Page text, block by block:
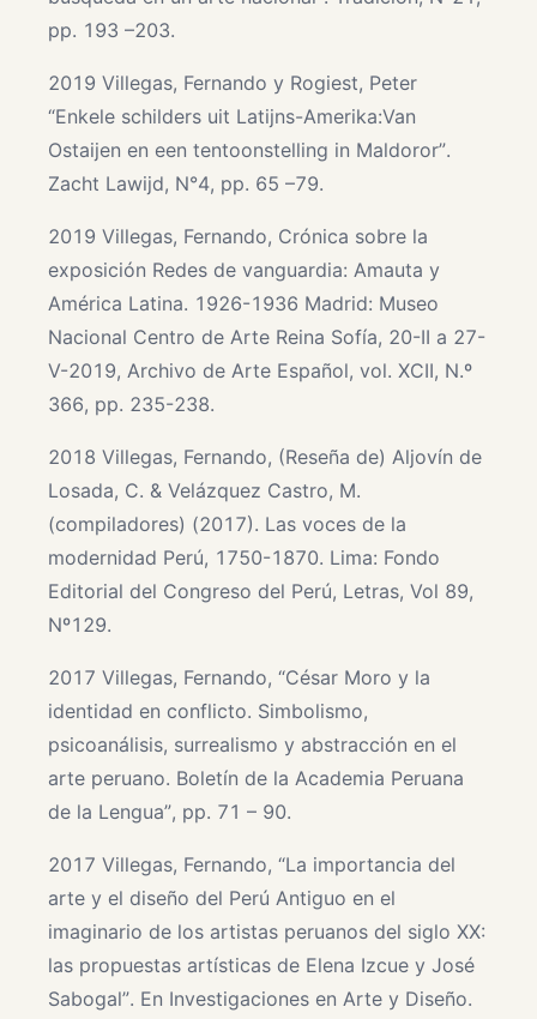
pp. 193 –203.
2019 Villegas, Fernando y Rogiest, Peter
“Enkele schilders uit Latijns-Amerika:Van
Ostaijen en een tentoonstelling in Maldoror”.
Zacht Lawijd, N°4, pp. 65 –79.
2019 Villegas, Fernando, Crónica sobre la
exposición Redes de vanguardia: Amauta y
América Latina. 1926-1936 Madrid: Museo
Nacional Centro de Arte Reina Sofía, 20-II a 27-
V-2019, Archivo de Arte Español, vol. XCII, N.º
366, pp. 235-238.
2018 Villegas, Fernando, (Reseña de) Aljovín de
Losada, C. & Velázquez Castro, M.
(compiladores) (2017). Las voces de la
modernidad Perú, 1750-1870. Lima: Fondo
Editorial del Congreso del Perú, Letras, Vol 89,
Nº129.
2017 Villegas, Fernando, “César Moro y la
identidad en conflicto. Simbolismo,
psicoanálisis, surrealismo y abstracción en el
arte peruano. Boletín de la Academia Peruana
de la Lengua”, pp. 71 – 90.
2017 Villegas, Fernando, “La importancia del
arte y el diseño del Perú Antiguo en el
imaginario de los artistas peruanos del siglo XX:
las propuestas artísticas de Elena Izcue y José
Sabogal”. En Investigaciones en Arte y Diseño.